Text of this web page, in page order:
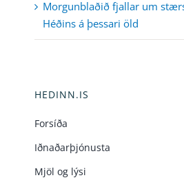
Morgunblaðið fjallar um
Héðins á þessari öld
HEDINN.IS
Forsíða
Iðnaðarþjónusta
Mjöl og lýsi